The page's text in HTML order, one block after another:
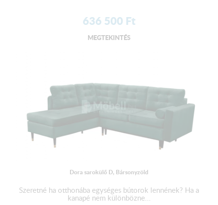
636 500 Ft
MEGTEKINTÉS
Dora sarokülő D, Bársonyzöld
Szeretné ha otthonába egységes bútorok lennének? Ha a
kanapé nem különbözne...